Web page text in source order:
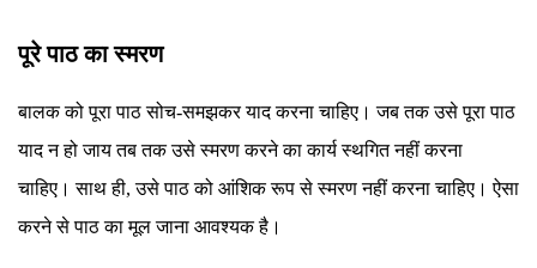
पूरे पाठ का स्मरण
बालक को पूरा पाठ सोच-समझकर याद करना चाहिए। जब तक उसे पूरा पाठ
याद न हो जाय तब तक उसे स्मरण करने का कार्य स्थगित नहीं करना
चाहिए। साथ ही, उसे पाठ को आंशिक रूप से स्मरण नहीं करना चाहिए। ऐसा
करने से पाठ का मूल जाना आवश्यक है।